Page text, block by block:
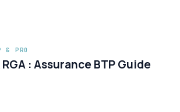
& PRO
: Assurance BTP Guide